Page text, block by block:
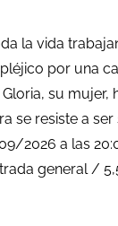
la vida
por una
su mujer,
se resiste a ser
2026 a las
general /